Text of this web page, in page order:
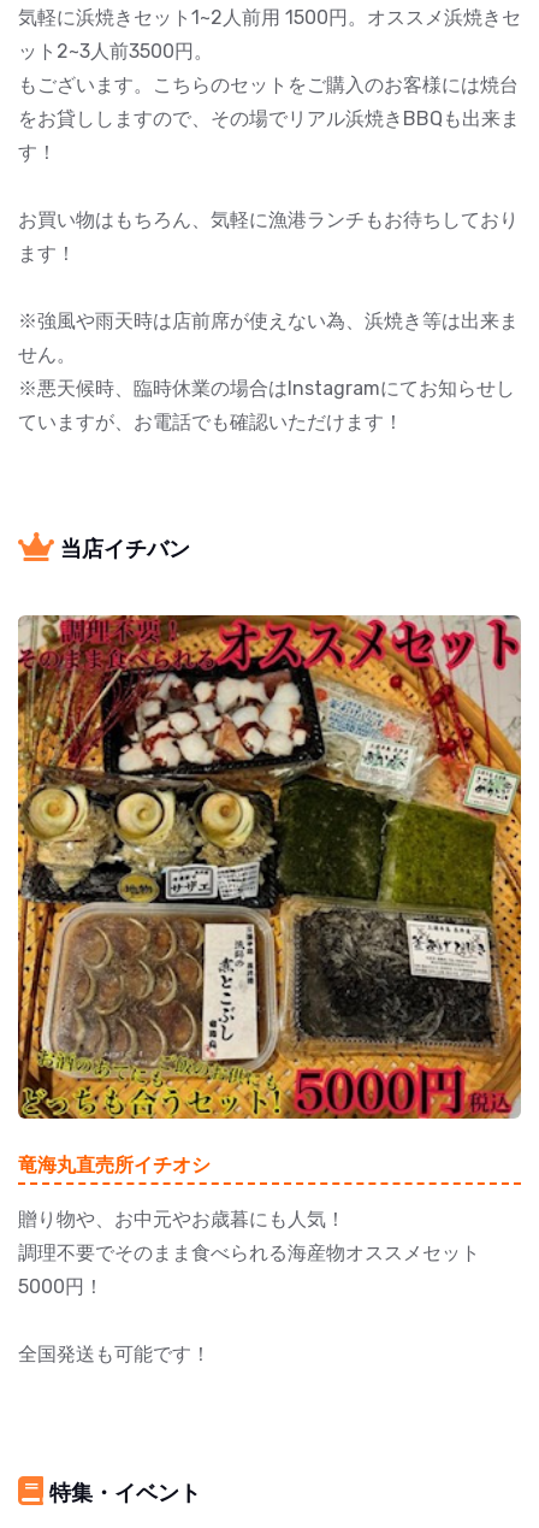
気軽に浜焼きセット1~2人前用 1500円。オススメ浜焼きセ
ット2~3人前3500円。
もございます。こちらのセットをご購入のお客様には焼台
をお貸ししますので、その場でリアル浜焼きBBQも出来ま
す！
お買い物はもちろん、気軽に漁港ランチもお待ちしており
ます！
※強風や雨天時は店前席が使えない為、浜焼き等は出来ま
せん。
※悪天候時、臨時休業の場合はInstagramにてお知らせし
ていますが、お電話でも確認いただけます！
当店イチバン
竜海丸直売所イチオシ
贈り物や、お中元やお歳暮にも人気！
調理不要でそのまま食べられる海産物オススメセット
5000円！
全国発送も可能です！
特集・イベント